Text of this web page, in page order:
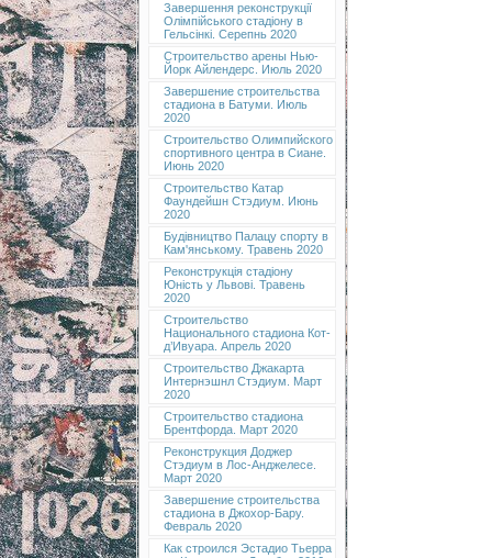
Завершення реконструкції
Олімпійського стадіону в
Гельсінкі. Серепнь 2020
Строительство арены Нью-
Йорк Айлендерс. Июль 2020
Завершение строительства
стадиона в Батуми. Июль
2020
Строительство Олимпийского
спортивного центра в Сиане.
Июнь 2020
Строительство Катар
Фаундейшн Стэдиум. Июнь
2020
Будівництво Палацу спорту в
Кам'янському. Травень 2020
Реконструкція стадіону
Юність у Львові. Травень
2020
Строительство
Национального стадиона Кот-
д’Ивуара. Апрель 2020
Строительство Джакарта
Интернэшнл Стэдиум. Март
2020
Строительство стадиона
Брентфорда. Март 2020
Реконструкция Доджер
Стэдиум в Лос-Анджелесе.
Март 2020
Завершение строительства
стадиона в Джохор-Бару.
Февраль 2020
Как строился Эстадио Тьерра